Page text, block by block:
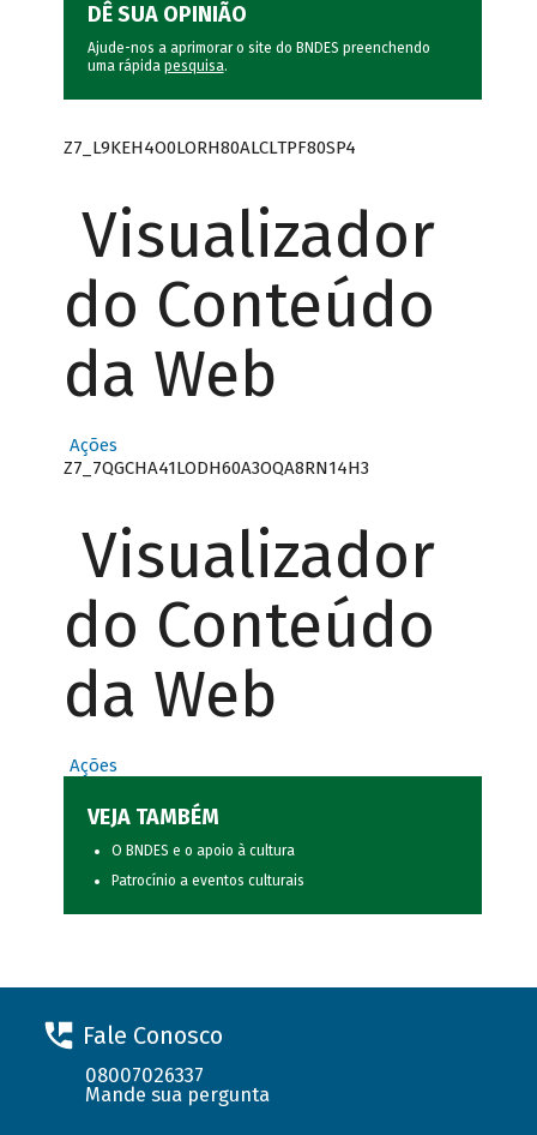
DÊ SUA OPINIÃO
Ajude-nos a aprimorar o site do BNDES preenchendo
uma rápida pesquisa.
Z7_L9KEH4O0LORH80ALCLTPF80SP4
Visualizador
do Conteúdo
da Web
Ações
Z7_7QGCHA41LODH60A3OQA8RN14H3
Visualizador
do Conteúdo
da Web
Ações
VEJA TAMBÉM
O BNDES e o apoio à cultura
Patrocínio a eventos culturais
Fale Conosco
08007026337
Mande sua pergunta